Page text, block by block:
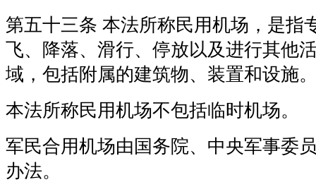
第五十三条 本法所称民用机场，是指
飞、降落、滑行、停放以及进行其他
域，包括附属的建筑物、装置和设施
本法所称民用机场不包括临时机场。
军民合用机场由国务院、中央军事委
办法。